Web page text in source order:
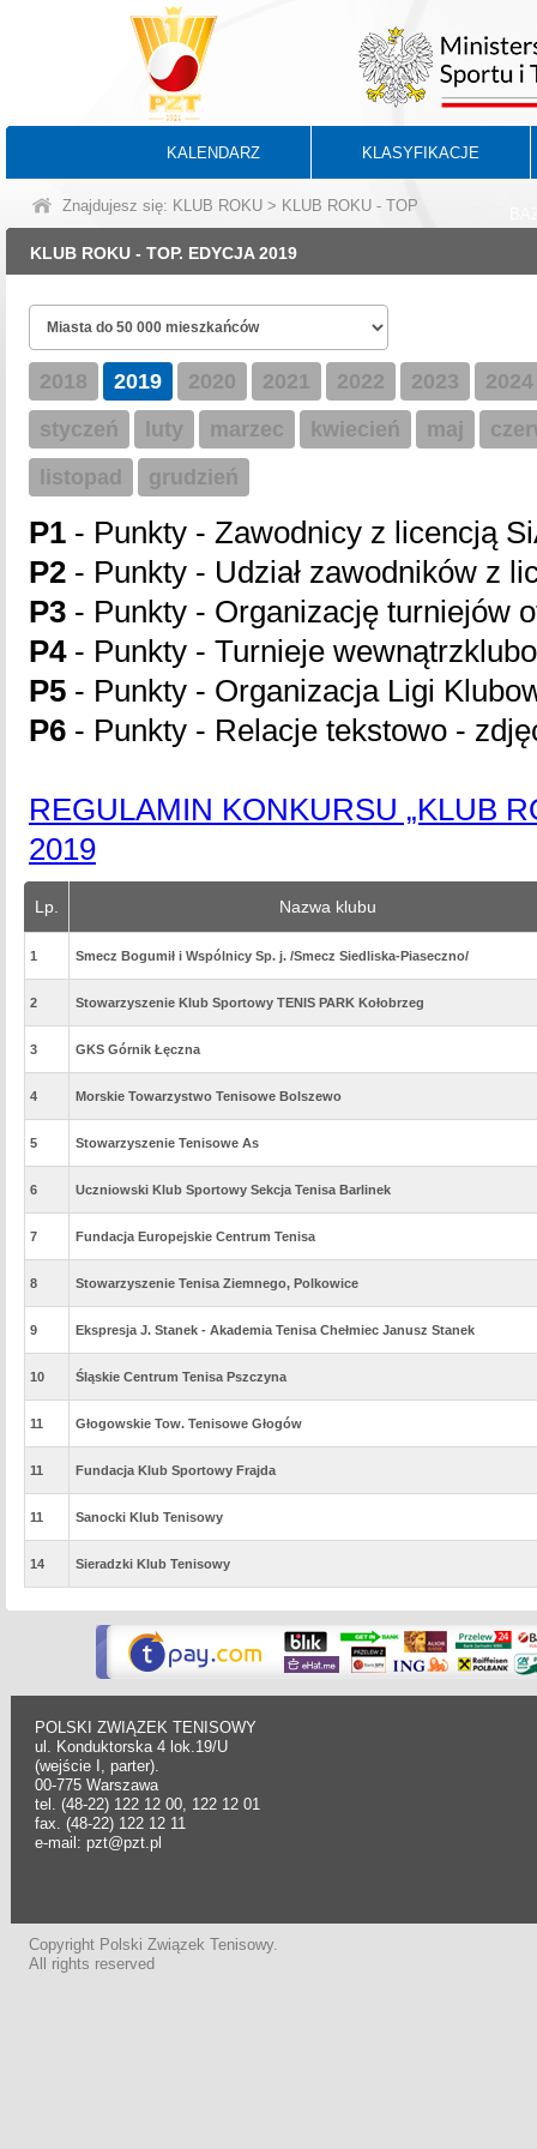
KALENDARZ KLASYFIKACJE
Znajdujesz się: KLUB ROKU > KLUB ROKU - TOP
KLUB ROKU - TOP. EDYCJA 2019
2018 2019 2020 2021 2022 2023
2024
styczeń
luty marzec kwiecień maj
listopad
grudzień
P1 - Punkty - Zawodnicy z licencją
P2 - Punkty - Udział zawodników z
P3 - Punkty - Organizację turniejów
P4- Punkty - Turnieje
P5 - Punkty - Organizacja Ligi
P6 - Punkty - Relacje tekstowo -
REGULAMIN KONKURSU „KLUB
2019
Lp. Nazwa klubu
1 Smecz Bogumił i Wspólnicy Sp. j. /Smecz Siedliska-Piaseczno/
2 Stowarzyszenie Klub Sportowy TENIS PARK Kołobrzeg
3 GKS Górnik Łęczna
4 Morskie Towarzystwo Tenisowe Bolszewo
5 Stowarzyszenie Tenisowe As
6 Uczniowski Klub Sportowy Sekcja Tenisa Barlinek
7 Fundacja Europejskie Centrum Tenisa
8 Stowarzyszenie Tenisa Ziemnego, Polkowice
9 Ekspresja J. Stanek - Akademia Tenisa Chełmiec Janusz Stanek
10 Śląskie Centrum Tenisa Pszczyna
11 Głogowskie Tow. Tenisowe Głogów
11 Fundacja Klub Sportowy Frajda
11 Sanocki Klub Tenisowy
14 Sieradzki Klub Tenisowy
POLSKI ZWIĄZEK TENISOWY
ul. Konduktorska 4 lok.19/U
(wejście I, parter).
00-775 Warszawa
tel. (48-22) 122 12 00, 122 12 01
fax. (48-22) 122 12 11
e-mail: pzt@pzt.pl
Copyright Polski Związek Tenisowy.
All rights reserved